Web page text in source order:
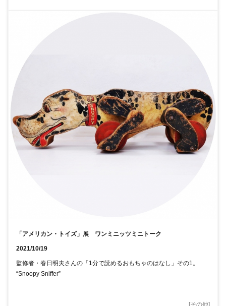
「アメリカン・トイズ」展 ワンミニッツミニトーク
2021/10/19
監修者・春日明夫さんの「1分で読めるおもちゃのはなし」その1。
“Snoopy Sniffer”
[その他]